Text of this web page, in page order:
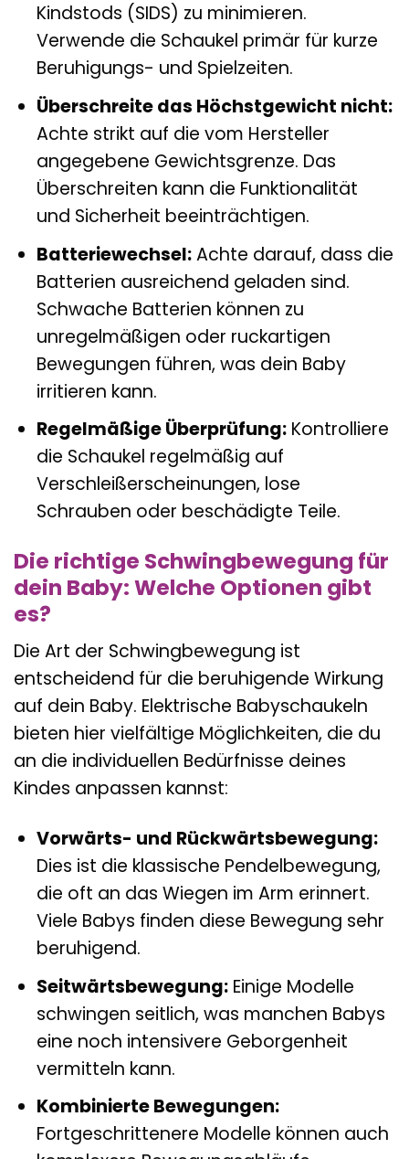
Kindstods (SIDS) zu minimieren.
Verwende die Schaukel primär für kurze
Beruhigungs- und Spielzeiten.
Überschreite das Höchstgewicht nicht:
Achte strikt auf die vom Hersteller
angegebene Gewichtsgrenze. Das
Überschreiten kann die Funktionalität
und Sicherheit beeinträchtigen.
Batteriewechsel:Achte darauf, dass die
Batterien ausreichend geladen sind.
Schwache Batterien können zu
unregelmäßigen oder ruckartigen
Bewegungen führen, was dein Baby
irritieren kann.
Regelmäßige Überprüfung:Kontrolliere
die Schaukel regelmäßig auf
Verschleißerscheinungen, lose
Schrauben oder beschädigte Teile.
Die richtige Schwingbewegung für
dein Baby: Welche Optionen gibt
es?
Die Art der Schwingbewegung ist
entscheidend für die beruhigende Wirkung
auf dein Baby. Elektrische Babyschaukeln
bieten hier vielfältige Möglichkeiten, die du
an die individuellen Bedürfnisse deines
Kindes anpassen kannst:
Vorwärts- und Rückwärtsbewegung:
Dies ist die klassische Pendelbewegung,
die oft an das Wiegen im Arm erinnert.
Viele Babys finden diese Bewegung sehr
beruhigend.
Seitwärtsbewegung:Einige Modelle
schwingen seitlich, was manchen Babys
eine noch intensivere Geborgenheit
vermitteln kann.
Kombinierte Bewegungen:
Fortgeschrittenere Modelle können auch